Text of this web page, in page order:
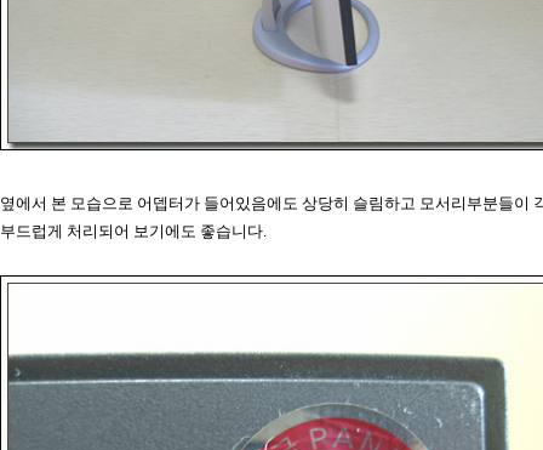
옆에서 본 모습으로 어뎁터가 들어있음에도 상당히 슬림하고 모서리부분들이
부드럽게 처리되어 보기에도 좋습니다.